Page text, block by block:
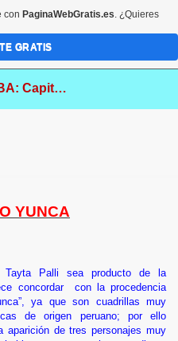
POMABAMBA: Capital Folklórica de Ancash
YUNCA
Palli sea producto de la
concordar
con la procedencia
ya que son cuadrillas muy
de origen peruano; por ello
aparición de tres personajes muy
con PaginaWebGratis.es. ¿Quieres
GRATIS